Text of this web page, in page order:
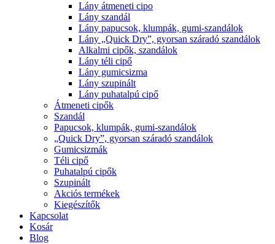
Lány átmeneti cipo
Lány szandál
Lány papucsok, klumpák, gumi-szandálok
Lány „Quick Dry”, gyorsan száradó szandálok
Alkalmi cipők, szandálok
Lány téli cipő
Lány gumicsizma
Lány szupinált
Lány puhatalpú cipő
Átmeneti cipők
Szandál
Papucsok, klumpák, gumi-szandálok
„Quick Dry”, gyorsan száradó szandálok
Gumicsizmák
Téli cipő
Puhatalpú cipők
Szupinált
Akciós termékek
Kiegészítők
Kapcsolat
Kosár
Blog